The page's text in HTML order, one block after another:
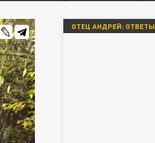
ОТЕЦ АНДРЕЙ: ОТВЕТЫ